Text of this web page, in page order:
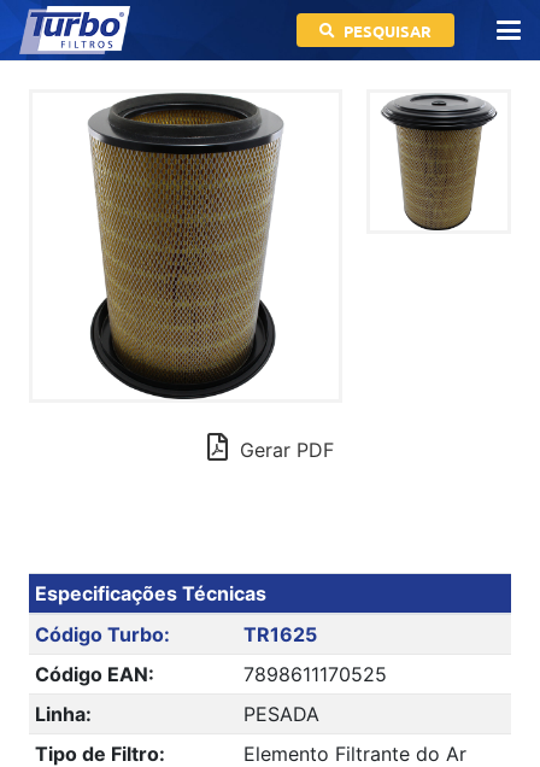
PESQUISAR
Gerar PDF
Especificações Técnicas
Código Turbo:
TR1625
Código EAN:
7898611170525
Linha:
PESADA
Tipo de Filtro:
Elemento Filtrante do Ar